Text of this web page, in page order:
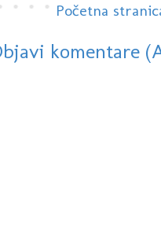
Početna
komentare